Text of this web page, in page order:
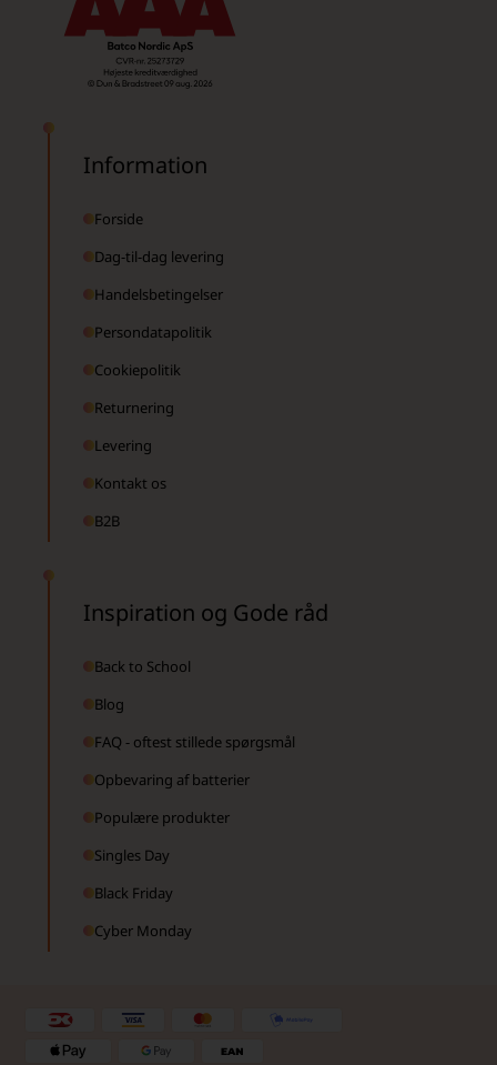
Information
Forside
Dag-til-dag levering
Handelsbetingelser
Persondatapolitik
Cookiepolitik
Returnering
Levering
Kontakt os
B2B
Inspiration og Gode råd
Back to School
Blog
FAQ - oftest stillede spørgsmål
Opbevaring af batterier
Populære produkter
Singles Day
Black Friday
Cyber Monday